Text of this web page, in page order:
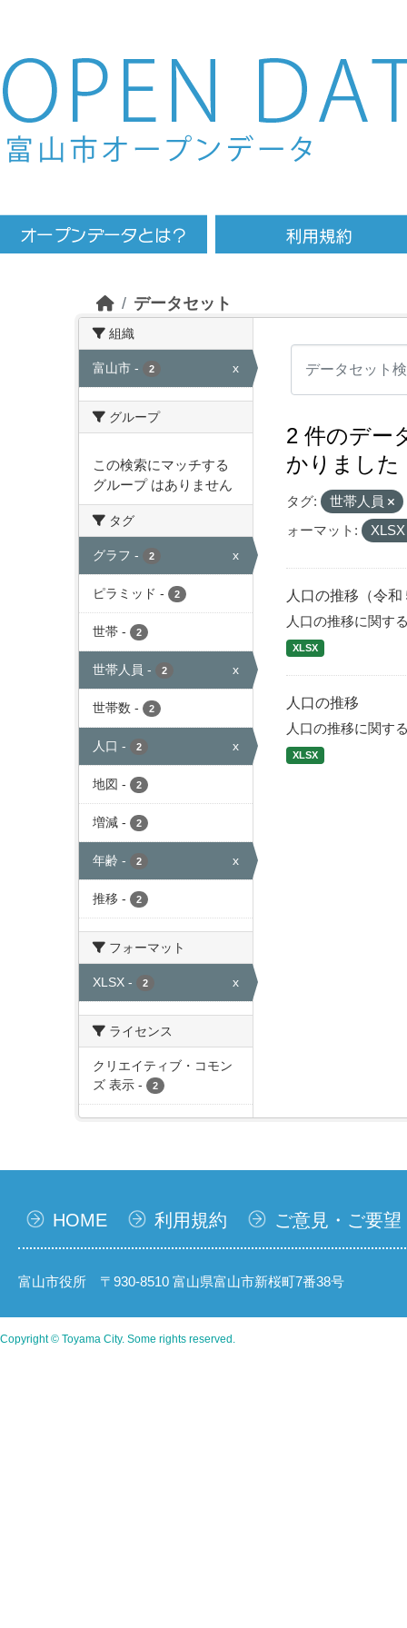
Skip to main content
データセット
組織
富山市 - 2 x
グループ
この検索にマッチする
グループ はありません
タグ
グラフ - 2 x
ピラミッド - 2
世帯 - 2
世帯人員 - 2 x
世帯数 - 2
人口 - 2 x
地図 - 2
増減 - 2
年齢 - 2 x
推移 - 2
フォーマット
XLSX - 2 x
ライセンス
クリエイティブ・コモン
ズ 表示 - 2
2 件のデー
かりました
タグ:
世帯人員
ォーマット:
人口の推移（令和
人口の推移に関す
XLSX
人口の推移
人口の推移に関す
XLSX
HOME 利用規約 ご意見・ご要望
富山市役所 〒930-8510 富山県富山市新桜町7番38号
Copyright © Toyama City. Some rights reserved.